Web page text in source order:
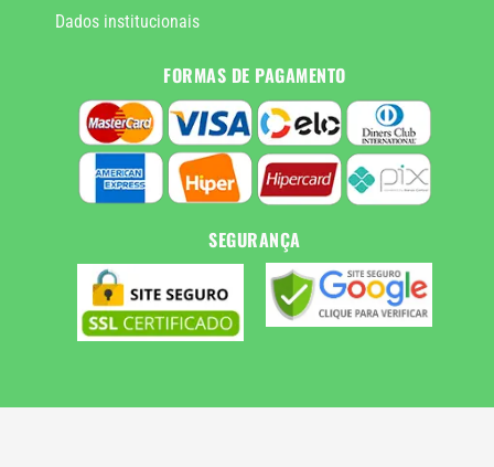
Dados institucionais
FORMAS DE PAGAMENTO
SEGURANÇA